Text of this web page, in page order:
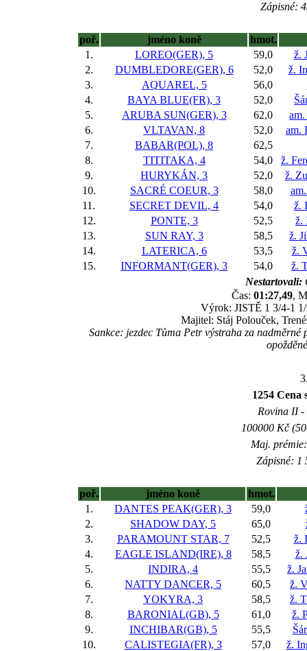
Zápisné:
poř. jméno koně
hmot.
1.
LOREO(GER), 5 59,0
ž.
2.
DUMBLEDORE(GER), 6 52,0
ž.
3.
AQUAREL, 5 56,0
4.
BAYA BLUE(FR), 3 52,0
5.
ARUBA SUN(GER), 3 62,0
6.
VLTAVAN, 8 52,0
am.
7.
BABAR(POL), 8
62,5
8.
TITITAKA, 4 54,0
ž.
9.
HURYKÁN, 3 52,0
ž.
10.
SACRÉ COEUR, 3 58,0
11.
SECRET DEVIL, 4 54,0
ž.
12.
PONTE, 3 52,5
ž.
13.
SUN RAY, 3 58,5
ž.
14.
LATERICA, 6 53,5
ž.
15.
INFORMANT(GER), 3 54,0
ž.
Nestartovali:
Čas: 01:27,49,
Výrok: JISTĚ 1 3/4-1
Majitel: Stáj Polouček,
Sankce: jezdec Tůma Petr výstraha za
1254 Cena
Rovina II -
100000 Kč
Maj.
Zápisné: 1
poř. jméno koně
hmot.
1.
DANTES PEAK(GER), 3 59,0
2.
SHADOW DAY, 5 65,0
3.
PARAMOUNT STAR, 7 52,5
ž.
4.
EAGLE ISLAND(IRE), 8 58,5
ž.
5.
INDIRA, 4 55,5
ž.
6.
NATTY DANCER, 5 60,5
ž.
7.
YOKYRA, 3 58,5
ž.
8.
BARONIAL(GB), 5 61,0
ž.
9.
INCHIBAR(GB), 5 55,5
10.
CALISTEGIA(FR), 3 57,0
ž.